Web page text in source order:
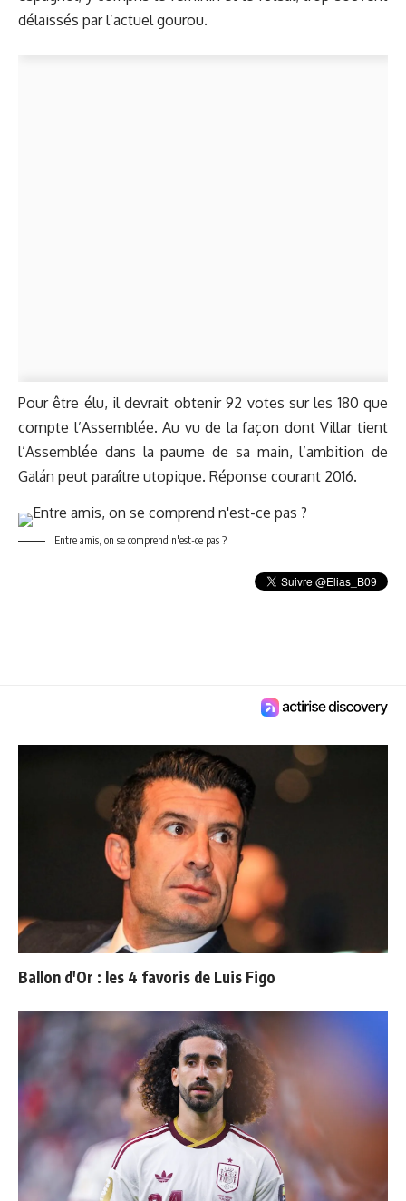
délaissés par l’actuel gourou.
Pour être élu, il devrait obtenir 92 votes sur les 180 que
compte l’Assemblée. Au vu de la façon dont Villar tient
l’Assemblée dans la paume de sa main, l’ambition de
Galán peut paraître utopique. Réponse courant 2016.
Entre amis, on se comprend n'est-ce pas ?
Ballon d'Or : les 4 favoris de Luis Figo